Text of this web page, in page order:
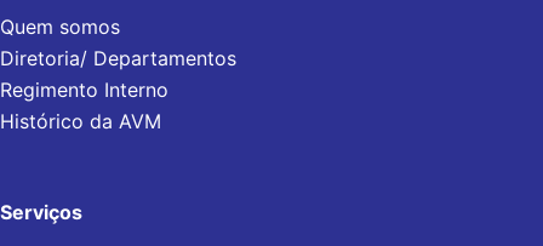
Quem somos
Diretoria/ Departamentos
Regimento Interno
Histórico da AVM
Serviços